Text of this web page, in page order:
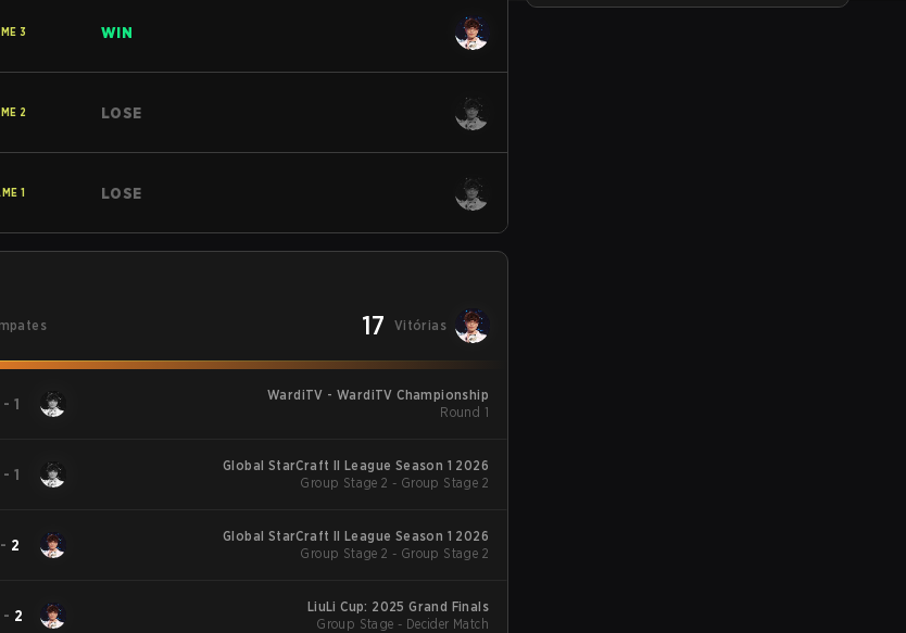
3 WIN
2 LOSE
1 LOSE
17 Vitórias
-1
WardiTV - WardiTV Championship
Round 1
-1
Global StarCraft II League Season 1 2026
Group Stage 2 - Group Stage 2
- 2
Global StarCraft II League Season 1 2026
Group Stage 2 - Group Stage 2
- 2
LiuLi Cup: 2025 Grand Finals
Group Stage - Decider Match